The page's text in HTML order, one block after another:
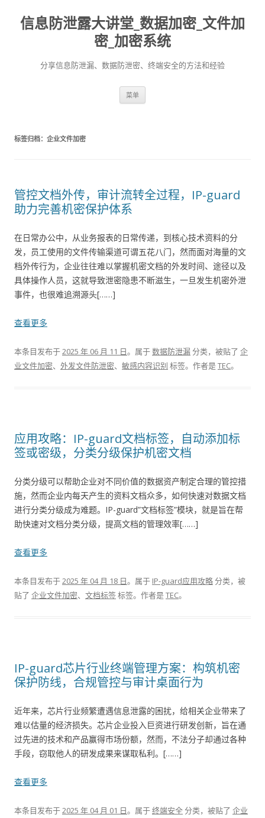
信息防泄露大讲堂_数据加密_文件加
密_加密系统
分享信息防泄漏、数据防泄密、终端安全的方法和经验
菜单
标签归档： 企业文件加密
管控文档外传，审计流转全过程，IP-guard
助力完善机密保护体系
在日常办公中，从业务报表的日常传递，到核心技术资料的分
发，员工使用的文件传输渠道可谓五花八门，然而面对海量的文
档外传行为，企业往往难以掌握机密文档的外发时间、途径以及
具体操作人员，这就导致泄密隐患不断滋生，一旦发生机密外泄
事件，也很难追溯源头[……]
查看更多
本条目发布于2025 年 06 月 11 日。属于数据防泄漏分类，被贴了 企
业文件加密、 外发文件防泄密、 敏感内容识别 标签。 作者是TEC。
应用攻略：IP-guard文档标签，自动添加标
签或密级，分类分级保护机密文档
分类分级可以帮助企业对不同价值的数据资产制定合理的管控措
施，然而企业内每天产生的资料文档众多，如何快速对数据文档
进行分类分级成为难题。IP-guard”文档标签”模块，就是旨在帮
助快速对文档分类分级，提高文档的管理效率[……]
查看更多
本条目发布于2025 年 04 月 18 日。属于 IP-guard应用攻略分类，被
贴了 企业文件加密、 文档标签标签。 作者是TEC。
IP-guard芯片行业终端管理方案：构筑机密
保护防线，合规管控与审计桌面行为
近年来，芯片行业频繁遭遇信息泄露的困扰，给相关企业带来了
难以估量的经济损失。芯片企业投入巨资进行研发创新，旨在通
过先进的技术和产品赢得市场份额，然而，不法分子却通过各种
手段，窃取他人的研发成果来谋取私利。[……]
查看更多
本条目发布于2025 年 04 月 01 日。属于终端安全分类，被贴了 企业